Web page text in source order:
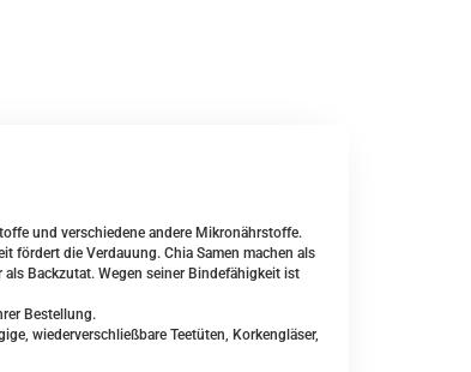
und verschiedene andere Mikronährstoffe.
fördert die Verdauung. Chia Samen machen als
Backzutat. Wegen seiner Bindefähigkeit ist
Bestellung.
wiederverschließbare Teetüten, Korkengläser,